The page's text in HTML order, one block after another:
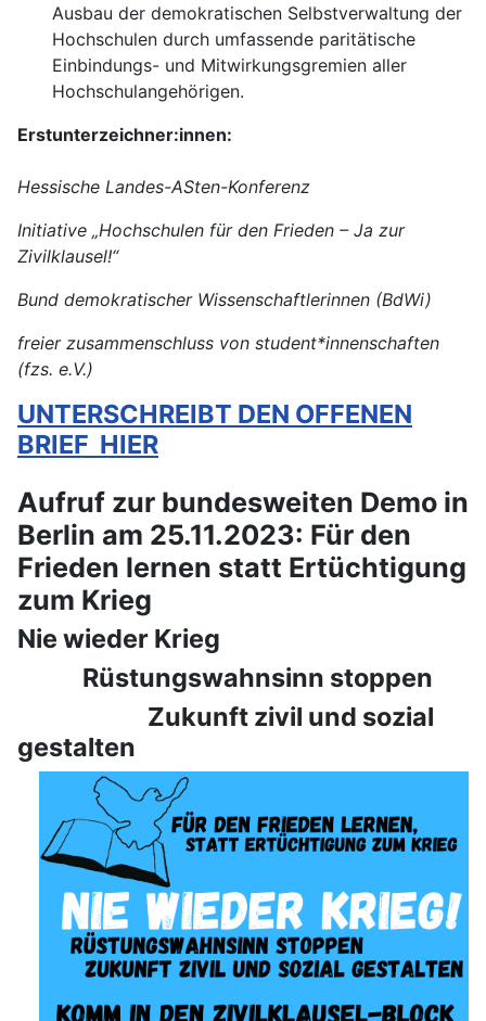
Ausbau der demokratischen Selbstverwaltung der
Hochschulen durch umfassende paritätische
Einbindungs- und Mitwirkungsgremien aller
Hochschulangehörigen.
Erstunterzeichner:innen:
Hessische Landes-ASten-Konferenz
Initiative „Hochschulen für den Frieden – Ja zur
Zivilklausel!“
Bund demokratischer Wissenschaftlerinnen (BdWi)
freier zusammenschluss von student*innenschaften
(fzs. e.V.)
UNTERSCHREIBT DEN OFFENEN
BRIEF HIER
Aufruf zur bundesweiten Demo in
Berlin am 25.11.2023: Für den
Frieden lernen statt Ertüchtigung
zum Krieg
Nie wieder Krieg
Rüstungswahnsinn stoppen
Zukunft zivil und sozial
gestalten